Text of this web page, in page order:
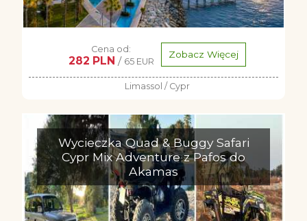
Cena od:
282 PLN / 65 EUR
Zobacz Więcej
Limassol / Cypr
Wycieczka Quad & Buggy Safari
Cypr Mix Adventure z Pafos do
Akamas